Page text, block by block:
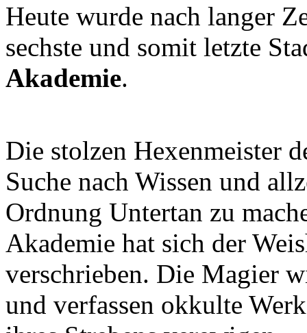
Heute wurde nach langer
sechste und somit letzte
Akademie.
Die stolzen Hexenmeister
Suche nach Wissen und
Ordnung Untertan zu
Akademie hat sich der
verschrieben. Die Magier
und verfassen okkulte